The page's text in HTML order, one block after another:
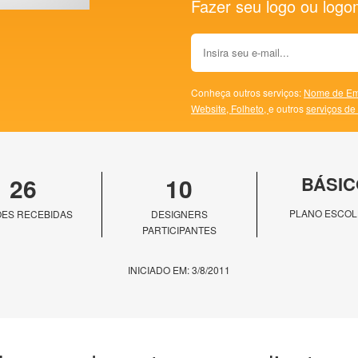
Fazer seu logo ou
Conheça outros serviços: Nome de
Website, Folheto, e outrosserviços
26
RECEBIDAS
10
DESIGNERS
PARTICIPANTES
PLANO
INICIADO EM: 3/8/2011